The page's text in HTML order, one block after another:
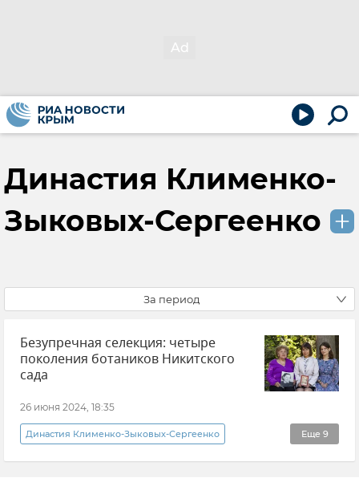
Династия Клименко-
Зыковых-Сергеенко
За период
Безупречная селекция: четыре
поколения ботаников Никитского
сада
26 июня 2024, 18:35
Еще 9
Династия Клименко-Зыковых-Сергеенко
Династии Крыма Год семьи в России